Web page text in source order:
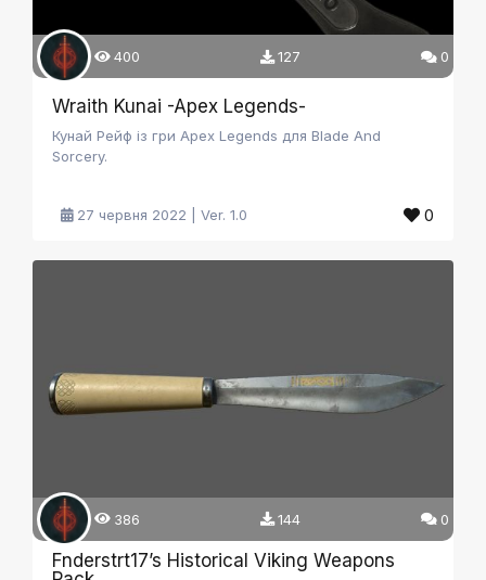
400 127 0
Wraith Kunai -Apex Legends-
Кунай Рейф із гри Apex Legends для Blade And
Sorcery.
27 червня 2022 | Ver. 1.0 0
386 144 0
Fnderstrt17’s Historical Viking Weapons